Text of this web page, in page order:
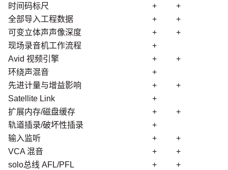
时间码标尺
+
+
全部导入工程数据
+
+
可变立体声声像深度
+
+
现场录音机工作流程
+
Avid 视频引擎
+
+
环绕声混音
+
先进计量与增益影响
+
+
Satellite Link
+
扩展内存/磁盘缓存
+
+
轨道插录/破坏性插录
+
输入监听
+
+
VCA 混音
+
+
solo总线 AFL/PFL
+
+